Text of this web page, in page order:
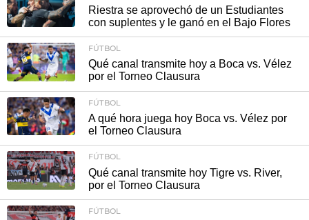
Riestra se aprovechó de un Estudiantes
con suplentes y le ganó en el Bajo Flores
FÚTBOL
Qué canal transmite hoy a Boca vs. Vélez
por el Torneo Clausura
FÚTBOL
A qué hora juega hoy Boca vs. Vélez por
el Torneo Clausura
FÚTBOL
Qué canal transmite hoy Tigre vs. River,
por el Torneo Clausura
FÚTBOL